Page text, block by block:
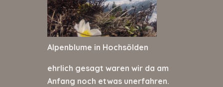
Alpenblume in Hochsölden
ehrlich gesagt waren wir da am
Anfang noch etwas unerfahren.